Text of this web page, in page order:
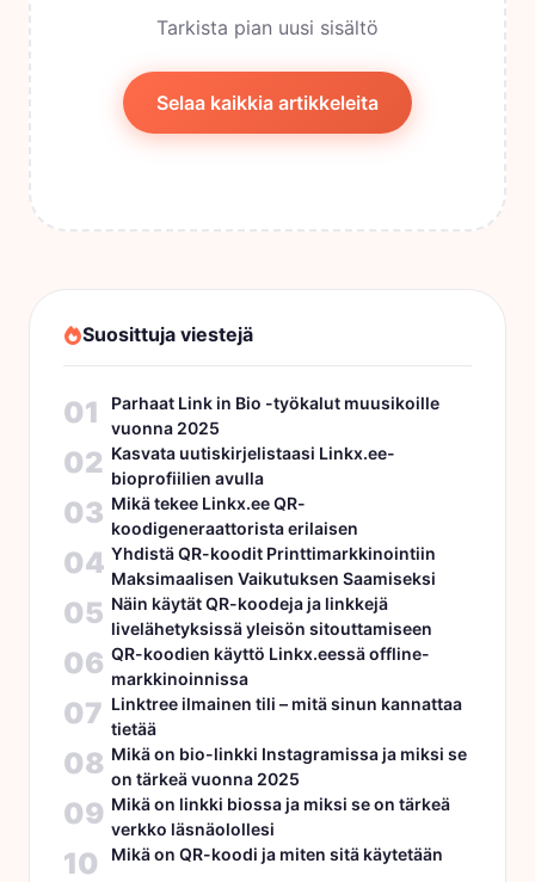
Tarkista pian uusi sisältö
Selaa kaikkia artikkeleita
Suosittuja viestejä
01
Parhaat Link in Bio -työkalut muusikoille
vuonna 2025
02 Kasvata uutiskirjelistaasi Linkx.ee-
bioprofiilien avulla
03 Mikä tekee Linkx.ee QR-
koodigeneraattorista erilaisen
04 Yhdistä QR-koodit Printtimarkkinointiin
Maksimaalisen Vaikutuksen Saamiseksi
05 Näin käytät QR-koodeja ja linkkejä
livelähetyksissä yleisön sitouttamiseen
06 QR-koodien käyttö Linkx.eessä offline-
markkinoinnissa
07 Linktree ilmainen tili – mitä sinun kannattaa
tietää
08 Mikä on bio-linkki Instagramissa ja miksi se
on tärkeä vuonna 2025
09 Mikä on linkki biossa ja miksi se on tärkeä
verkko läsnäolollesi
10 Mikä on QR-koodi ja miten sitä käytetään